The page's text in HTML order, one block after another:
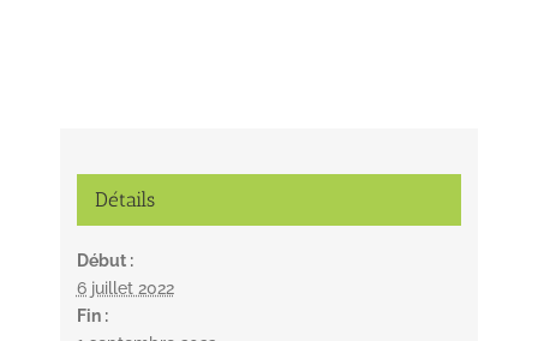
Détails
Début :
6 juillet 2022
Fin :